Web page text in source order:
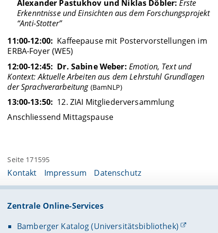
Alexander Pastukhov und Niklas Döbler:Erste
Erkenntnisse und Einsichten aus dem Forschungsprojekt
“Anti-Stotter”
11:00-12:00: Kaffeepause mit Postervorstellungen im
ERBA-Foyer (WE5)
12:00-12:45: Dr. Sabine Weber: Emotion, Text und
Kontext: Aktuelle Arbeiten aus dem Lehrstuhl Grundlagen
der Sprachverarbeitung (BamNLP)
13:00-13:50: 12. ZIAI Mitgliederversammlung
Anschliessend Mittagspause
Seite 171595
Kontakt Impressum Datenschutz
Zentrale Online-Services
Bamberger Katalog (Universitätsbibliothek)